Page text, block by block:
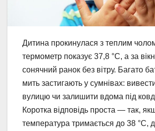
Дитина прокинулася з теплим
термометр показує 37,8 °C, а за
сонячний ранок без вітру. Багато
мить застигають у сумнівах:
вулицю чи залишити вдома під
Коротка відповідь проста — так,
температура тримається до 38 °C,